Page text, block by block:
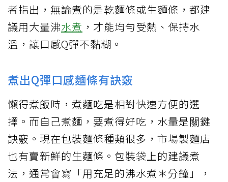
者指出，無論煮的是乾麵條或生麵條，都建
議用大量沸水煮 ，才能均勻受熱、保持水
溫，讓口感Q彈不黏糊。
煮出Q彈口感麵條有訣竅
懶得煮飯時，煮麵吃是相對快速方便的選
擇。而自己煮麵，要煮得好吃，水量是關鍵
訣竅。現在包裝麵條種類很多，市場製麵店
也有賣新鮮的生麵條。包裝袋上的建議煮
法，通常會寫「用充足的沸水煮＊分鐘」，